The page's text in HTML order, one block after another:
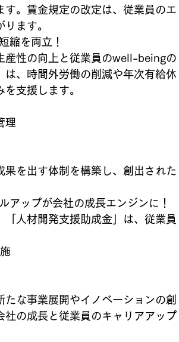
。賃金規定の改定は、従業員のエ
ます。
縮を両立！
産性の向上と従業員のwell-beingの
、時間外労働の削減や年次有給休
支援します。
理
を出す体制を構築し、創出された
ップが会社の成長エンジンに！
人材開発支援助成金」は、従業員
な事業展開やイノベーションの創
社の成長と従業員のキャリアアップ